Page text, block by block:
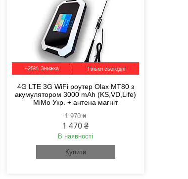
–25% Тільки сьогодні
4G LTE 3G WiFi роутер Olax MT80 з
акумулятором 3000 mAh (KS,VD,Life)
MiMo Укр. + антена магніт
1 970 ₴
1 470 ₴
В наявності
Купити